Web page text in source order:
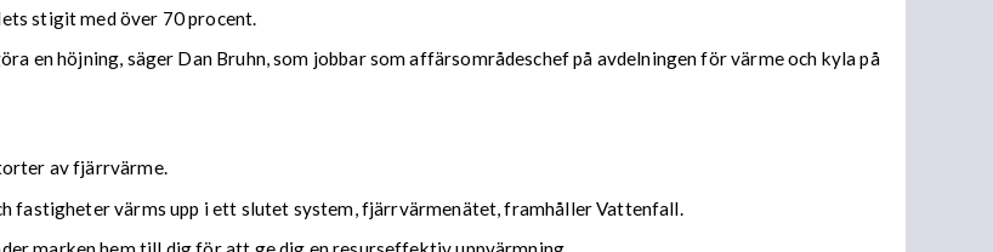
stigit med över 70 procent.
en höjning, säger Dan Bruhn, som jobbar som affärsområdeschef på avdelningen för värme och kyla på
av fjärrvärme.
fastigheter värms upp i ett slutet system, fjärrvärmenätet, framhåller Vattenfall.